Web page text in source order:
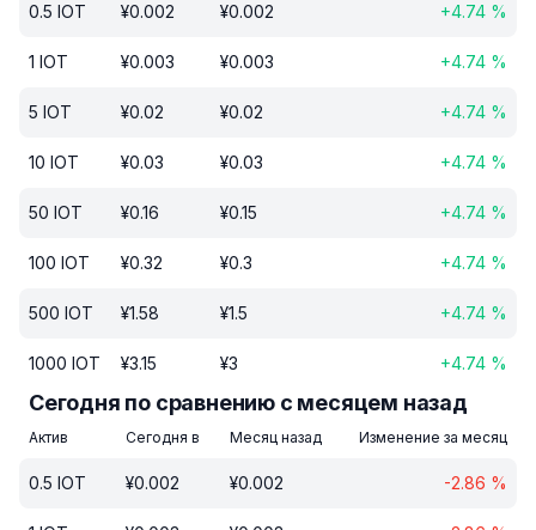
0.5 IOT ¥0.002 ¥0.002 +4.74 %
1 IOT ¥0.003 ¥0.003 +4.74 %
5 IOT ¥0.02 ¥0.02 +4.74 %
10 IOT ¥0.03 ¥0.03 +4.74 %
50 IOT ¥0.16 ¥0.15 +4.74 %
100 IOT ¥0.32 ¥0.3 +4.74 %
500 IOT ¥1.58 ¥1.5 +4.74 %
1000 IOT ¥3.15 ¥3 +4.74 %
Сегодня по сравнению с месяцем назад
Актив Сегодня в Месяц назад Изменение за месяц
0.5 IOT ¥0.002 ¥0.002 -2.86 %